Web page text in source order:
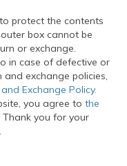
protect the contents
box cannot be
or exchange.
in case of defective or
exchange policies,
Exchange Policy.
you agree to the
Thank you for your